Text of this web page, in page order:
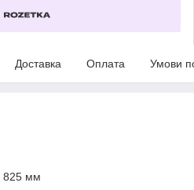
Доставка Оплата Умови
825 мм